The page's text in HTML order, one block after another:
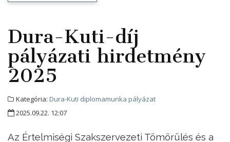
Dura-Kuti-díj
pályázati hirdetmény
2025
Kategória: Dura-Kuti diplomamunka pályázat
2025.09.22. 12:07
Az Értelmiségi Szakszervezeti Tömörülés és a